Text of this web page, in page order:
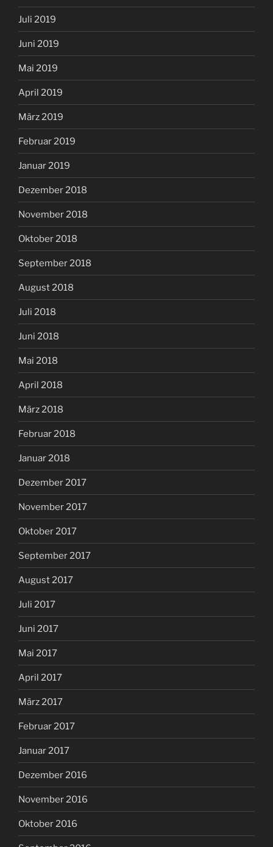
Juli 2019
Juni 2019
Mai 2019
April 2019
März 2019
Februar 2019
Januar 2019
Dezember 2018
November 2018
Oktober 2018
September 2018
August 2018
Juli 2018
Juni 2018
Mai 2018
April 2018
März 2018
Februar 2018
Januar 2018
Dezember 2017
November 2017
Oktober 2017
September 2017
August 2017
Juli 2017
Juni 2017
Mai 2017
April 2017
März 2017
Februar 2017
Januar 2017
Dezember 2016
November 2016
Oktober 2016